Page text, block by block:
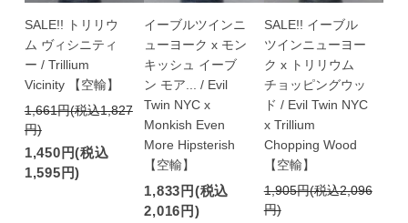
SALE!! トリリウ
ム ヴィシニティ
ー / Trillium
Vicinity 【空輸】
1,661円(税込1,827
円)
1,450円(税込
1,595円)
イーブルツインニ
ューヨーク x モン
キッシュ イーブ
ン モア... / Evil
Twin NYC x
Monkish Even
More Hipsterish
【空輸】
1,833円(税込
2,016円)
SALE!! イーブル
ツインニューヨー
ク x トリリウム
チョッピングウッ
ド / Evil Twin NYC
x Trillium
Chopping Wood
【空輸】
1,905円(税込2,096
円)